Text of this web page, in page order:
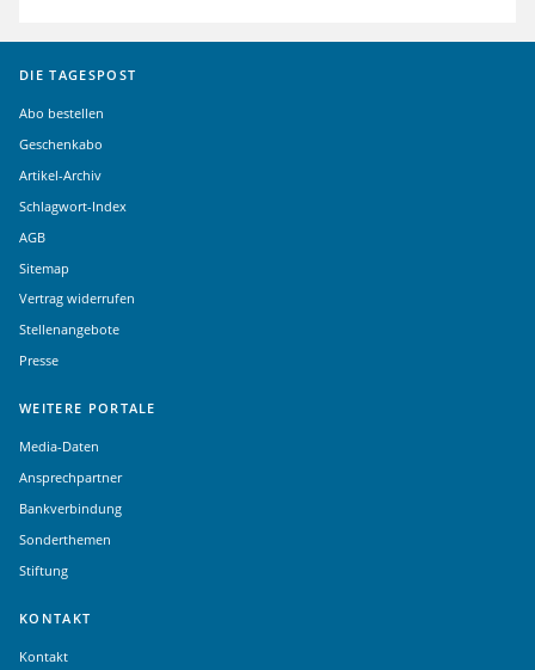
DIE TAGESPOST
Abo bestellen
Geschenkabo
Artikel-Archiv
Schlagwort-Index
AGB
Sitemap
Vertrag widerrufen
Stellenangebote
Presse
WEITERE PORTALE
Media-Daten
Ansprechpartner
Bankverbindung
Sonderthemen
Stiftung
KONTAKT
Kontakt